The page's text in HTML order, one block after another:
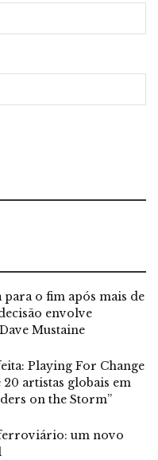
o fim após mais de
envolve
Mustaine
Playing For Change
artistas globais em
on the Storm”
um novo